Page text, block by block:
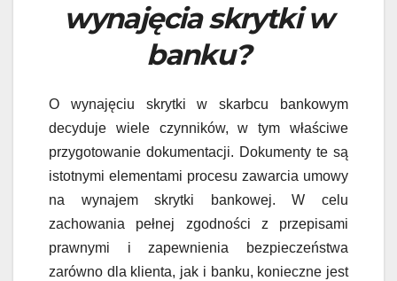
wynajęcia skrytki w
banku?
O wynajęciu skrytki w skarbcu bankowym
decyduje wiele czynników, w tym właściwe
przygotowanie dokumentacji. Dokumenty te są
istotnymi elementami procesu zawarcia umowy
na wynajem skrytki bankowej. W celu
zachowania pełnej zgodności z przepisami
prawnymi i zapewnienia bezpieczeństwa
zarówno dla klienta, jak i banku, konieczne jest